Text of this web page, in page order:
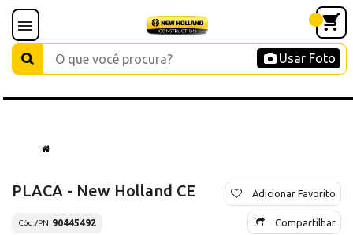
Usar Foto
PLACA - New Holland CE
Cód./PN 90445492
Adicionar Favorito
Compartilhar